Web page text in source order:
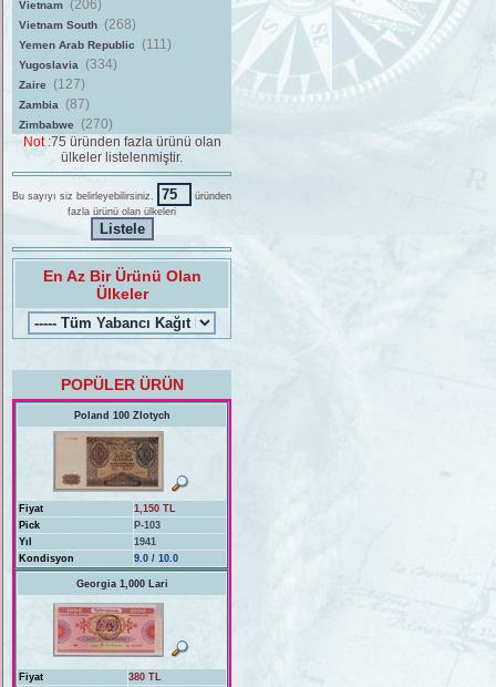
Vietnam (206)
Vietnam South (268)
Yemen Arab Republic (111)
Yugoslavia (334)
Zaire (127)
Zambia (87)
Zimbabwe
(270)
Not :75 üründen fazla ürünü olan
ülkeler listelenmiştir.
Bu sayıyı siz belirleyebilirsiniz.
üründen
fazla ürünü olan ülkeleri
En Az Bir Ürünü Olan
Ülkeler
POPÜLER ÜRÜN
Poland 100 Zlotych
Fiyat
1,150 TL
Pick
P-103
Yıl
1941
Kondisyon
9.0 / 10.0
Georgia 1,000 Lari
Fiyat
380 TL